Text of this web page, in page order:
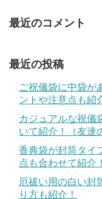
最近のコメント
最近の投稿
ご祝儀袋に中袋が
ントや注意点も紹
カジュアルな祝儀
いて紹介！（友達
香典袋が封筒タイ
点も合わせて紹介！
厄祓い用の白い封
り方も紹介！